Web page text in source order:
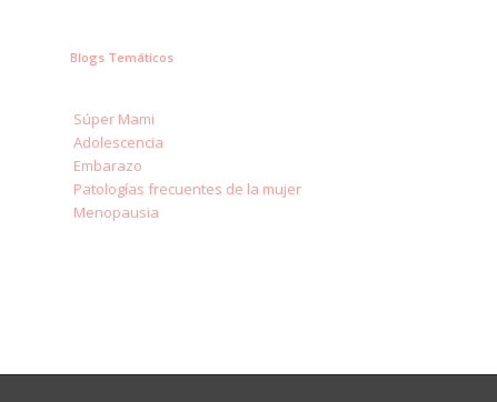
Blogs Temáticos
Súper Mami
Adolescencia
Embarazo
Patologías frecuentes de la mujer
Menopausia